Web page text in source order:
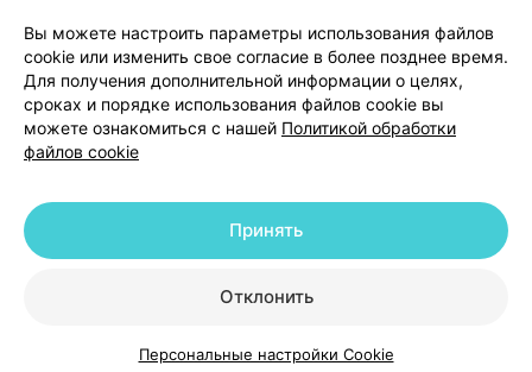
КаталогКорзинаИзбранноеПрофиль
Способы оплаты
Вакансии
Партнеры
Написать руководителю 103.by
Написать в поддержку
Персональные настройки Cookie
© 2026 ООО «Артокс Лаб», УНП 191700409 | 220012, Республика Беларусь,
+375 291212755
Вы можете настроить параметры использования файлов
cookie или изменить свое согласие в более позднее время.
Для получения дополнительной информации о целях,
сроках и порядке использования файлов cookie вы
можете ознакомиться с нашей Политикой обработки
файлов cookie
Отклонить
Принять
Персональные настройки Cookie